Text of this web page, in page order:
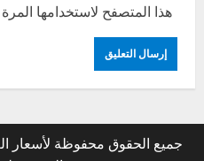
هذا المتصفح لاستخدامها